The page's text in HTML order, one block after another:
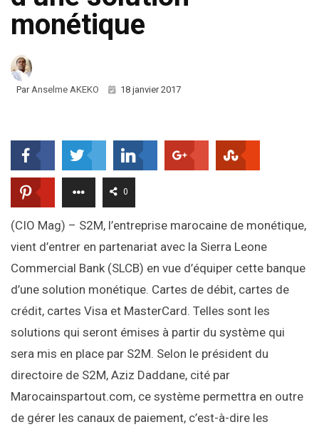
monétique
ParAnselme AKEKO 18 janvier 2017
0
(CIO Mag) – S2M, l’entreprise marocaine de monétique,
vient d’entrer en partenariat avec la Sierra Leone
Commercial Bank (SLCB) en vue d’équiper cette banque
d’une solution monétique. Cartes de débit, cartes de
crédit, cartes Visa et MasterCard. Telles sont les
solutions qui seront émises à partir du système qui
sera mis en place par S2M. Selon le président du
directoire de S2M, Aziz Daddane, cité par
Marocainspartout.com, ce système permettra en outre
de gérer les canaux de paiement, c’est-à-dire les